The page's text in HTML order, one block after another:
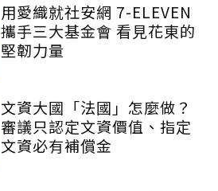
用愛織就社安網 7-ELEVEN
攜手三大基金會 看見花東的
堅韌力量
文資大國「法國」怎麼做？
審議只認定文資價值、指定
文資必有補償金